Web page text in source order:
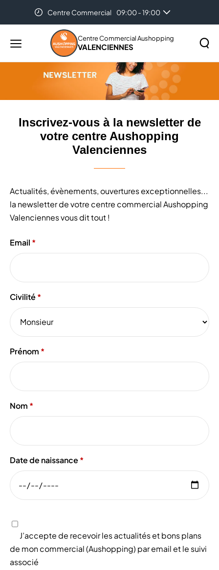
Centre Commercial 09:00 - 19:00
Menu
principal
Centre Commercial Aushopping
VALENCIENNES
site
Inscrivez-vous à la newsletter de votre centre
Aushopping Valenciennes
Inscrivez-vous à la newsletter de
votre centre Aushopping
Valenciennes
Actualités, évènements, ouvertures exceptionnelles...
la newsletter de votre centre commercial Aushopping
Valenciennes vous dit tout !
Email
Civilité
Prénom
Nom
Date de naissance
J’accepte de recevoir les actualités et bons plans
de mon commercial (Aushopping) par email et le suivi
associé